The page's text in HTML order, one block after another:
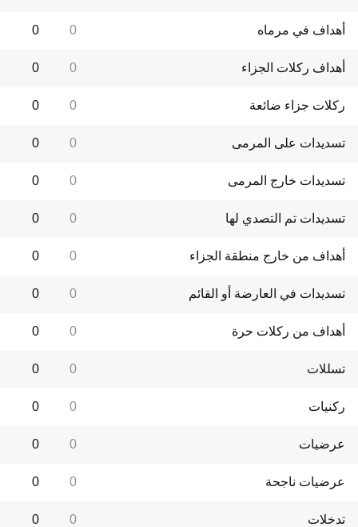
أهداف في مرماه 0
0
أهداف ركلات الجزاء 0
0
ركلات جزاء ضائعة 0
0
تسديدات على المرمى 0
0
تسديدات خارج المرمى 0
0
تسديدات تم التصدي لها 0
0
أهداف من خارج منطقة الجزاء 0
0
تسديدات في العارضة أو القائم 0
0
أهداف من ركلات حرة 0
0
تسللات 0
0
ركنيات 0
0
عرضيات 0
0
عرضيات ناجحة 0
0
تدخلات 0
0